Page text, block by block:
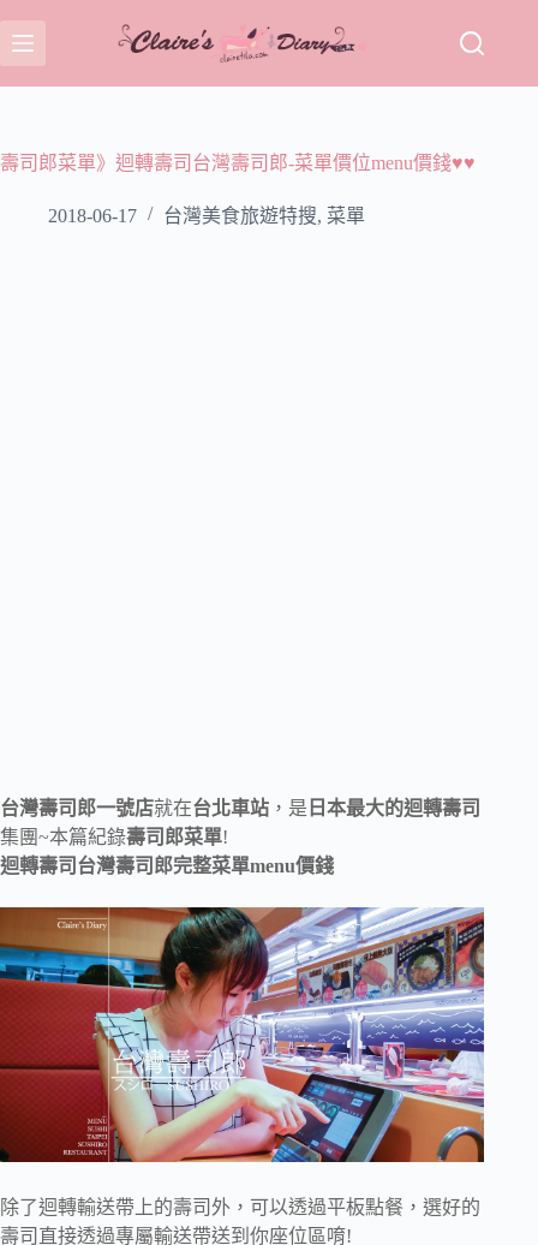
至
主
容
壽司郎菜單》迴轉壽司台灣壽司郎-菜單價位menu價錢♥♥
2018-06-17 台灣美食旅遊特搜, 菜單
台灣壽司郎一號店就在台北車站 ，是 日本最大的迴轉壽司
集團~本篇紀錄壽司郎菜單!
迴轉壽司台灣壽司郎完整菜單menu價錢
除了迴轉輸送帶上的壽司外，可以透過平板點餐，選好的
壽司直接透過專屬輸送帶送到你座位區唷!